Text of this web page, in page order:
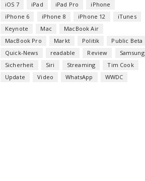
iOS 7
iPad iPad Pro
iPhone
iPhone 6
iPhone 8 iPhone 12
iTunes
Keynote
Mac
MacBook Air
MacBook Pro
Markt Politik
Public Beta
Quick-News
readable Review
Samsung
Sicherheit
Siri Streaming
Tim Cook
Update
Video WhatsApp WWDC